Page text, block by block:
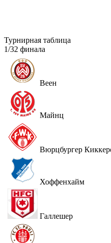
Турнирная таблица
1/32 финала
Веен
Майнц
Вюрцбургер
Хоффенхайм
Галлешер